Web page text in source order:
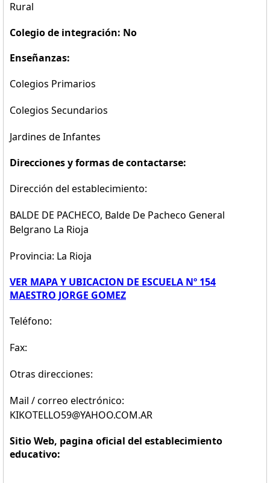
Rural
Colegio de integración: No
Enseñanzas:
Colegios Primarios
Colegios Secundarios
Jardines de Infantes
Direcciones y formas de contactarse:
Dirección del establecimiento:
BALDE DE PACHECO, Balde De Pacheco General
Belgrano La Rioja
Provincia: La Rioja
VER MAPA Y UBICACION DE ESCUELA Nº 154
MAESTRO JORGE GOMEZ
Teléfono:
Fax:
Otras direcciones:
Mail / correo electrónico:
KIKOTELLO59@YAHOO.COM.AR
Sitio Web, pagina oficial del establecimiento
educativo: